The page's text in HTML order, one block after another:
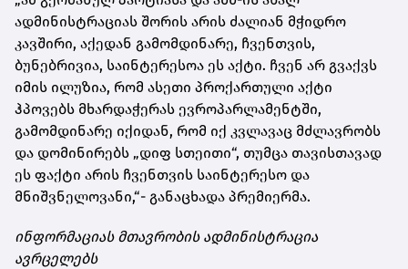
ადმინისტრაციას შორის არის ძალიან მჭიდრო
კავშირი, აქედან გამომდინარე, ჩვენთვის,
ბუნებრივია, საინტერესოა ეს აქტი. ჩვენ არ გვაქვს
იმის ილუზია, რომ ასეთი პროქართული აქტი
ჰპოვებს მხარდაჭერას ევროპარლამენტში,
გამომდინარე იქიდან, რომ იქ კვლავაც მძლავრობს
და დომინირებს „დიფ სთეითი“, თუმცა თავისთავად
ეს ფაქტი არის ჩვენთვის საინტერესო და
მნიშვნელოვანი,“- განაცხადა პრემიერმა.
ინფორმაციას მთავრობის ადმინისტრაცია
ავრცელებს